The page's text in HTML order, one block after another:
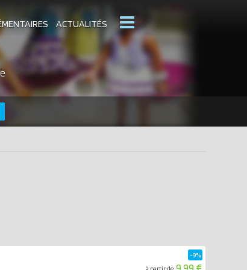
ACTUALITÉS
CATALOGUES PLAYMOBIL
PLAYMOBIL AJOUTÉS
9.99 €
-9%